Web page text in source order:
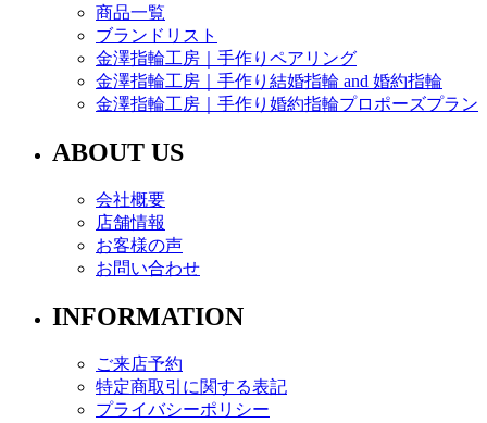
商品一覧
ブランドリスト
金澤指輪工房｜手作りペアリング
金澤指輪工房｜手作り結婚指輪 and 婚約指輪
金澤指輪工房｜手作り婚約指輪プロポーズプラン
ABOUT US
会社概要
店舗情報
お客様の声
お問い合わせ
INFORMATION
ご来店予約
特定商取引に関する表記
プライバシーポリシー